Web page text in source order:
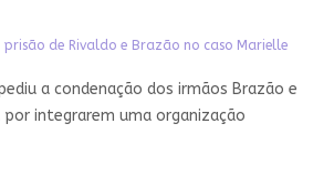
prisão de Rivaldo e Brazão no caso Marielle
a condenação dos irmãos Brazão e
por integrarem uma organização